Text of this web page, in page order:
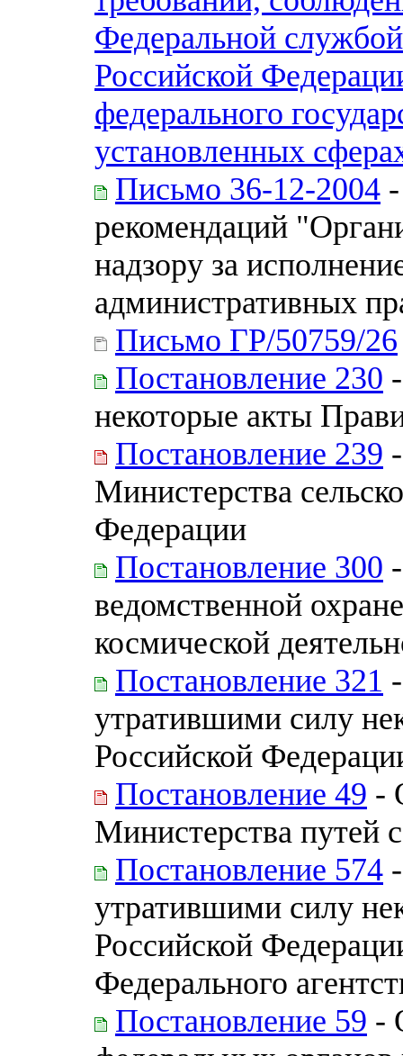
Федеральной
Российской
федерального
установленных
Письмо 36-12-2004
рекомендаций
надзору за
административных
Письмо ГР/50759/26
Постановление 230
некоторые акты
Постановление 239
Министерства
Федерации
Постановление 300
ведомственной
космической
Постановление 321
утратившими силу
Российской
Постановление 49 -
Министерства путей
Постановление 574
утратившими силу
Российской
Федерального
Постановление 59 -